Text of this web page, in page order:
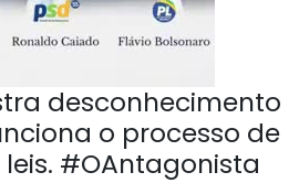
desconhecimento
o processo de
#OAntagonista